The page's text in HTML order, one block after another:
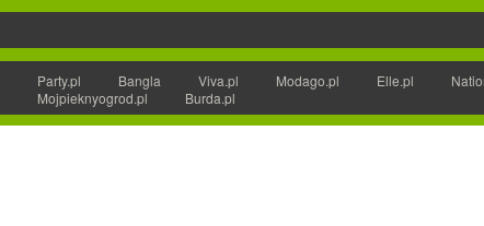
Party.pl Bangla Viva.pl Modago.pl Elle.pl
Mojpieknyogrod.pl Burda.pl